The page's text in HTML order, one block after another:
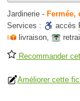
Jardinerie - Fermée,
Services :
accès
livraison,
Recommander
Améliorer cette